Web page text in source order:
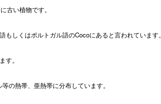
古い植物です。
しくはポルトガル語のCocoにあると言われています。
。
の熱帯、亜熱帯に分布しています。